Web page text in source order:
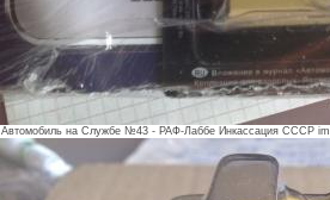
Автомобиль на Службе №43 - РАФ-Лаббе Инкассация СССР